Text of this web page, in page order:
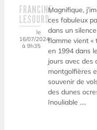
FRANCINE
LESOURD
le
16/07/2024
à 9h35
Magnifique,
ces fabuleux
dans un
flamme vient «
en 1994 dans
jours avec des
montgolfières
souvenir de
des dunes
Inouliable ….